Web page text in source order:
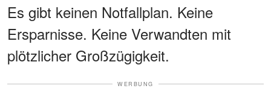
Es gibt keinen Notfallplan. Keine
Ersparnisse. Keine Verwandten mit
plötzlicher Großzügigkeit.
WERBUNG